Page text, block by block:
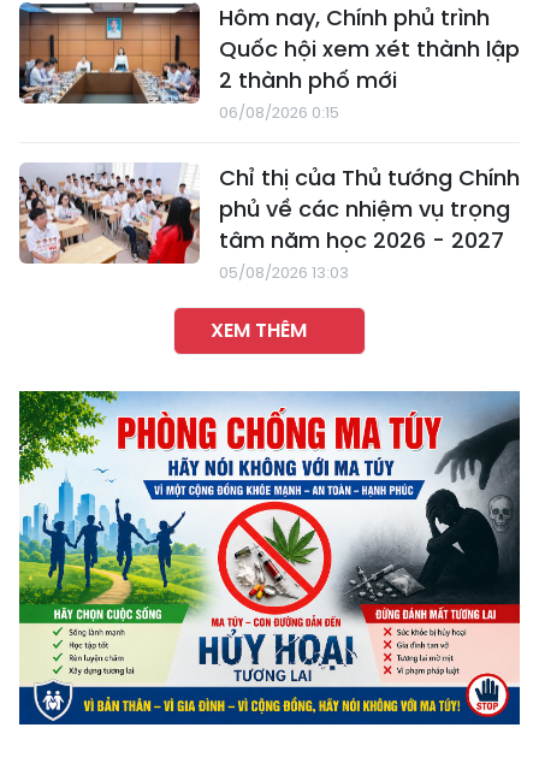
Hôm nay, Chính phủ trình
Quốc hội xem xét thành lập
2 thành phố mới
06/08/2026 0:15
Chỉ thị của Thủ tướng Chính
phủ về các nhiệm vụ trọng
tâm năm học 2026 - 2027
05/08/2026 13:03
XEM THÊM